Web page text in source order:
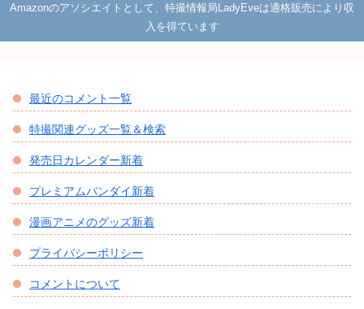
Amazonのアソシエイトとして、特撮情報局LadyEveは適格販売により収
入を得ています
最近のコメント一覧
特撮関連グッズ一覧＆検索
発売日カレンダー新着
プレミアムバンダイ新着
漫画アニメのグッズ新着
プライバシーポリシー
コメントについて